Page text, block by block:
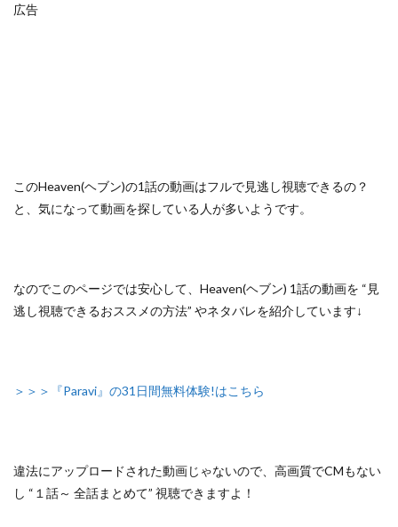
広告
このHeaven(ヘブン)の1話の動画はフルで見逃し視聴できるの？
と、気になって動画を探している人が多いようです。
なのでこのページでは安心して、 Heaven(ヘブン) 1話の動画を “見
逃し視聴できるおススメの方法” やネタバレを紹介しています↓
＞＞＞『Paravi』の31日間無料体験!はこちら
違法にアップロードされた動画じゃないので 、高画質でCMもない
し “１話～ 全話まとめて” 視聴できますよ！